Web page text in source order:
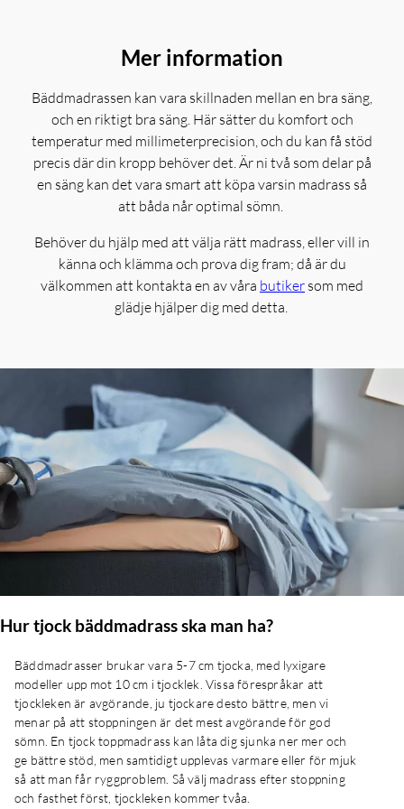
Mer information
Bäddmadrassen kan vara skillnaden mellan en bra säng,
och en riktigt bra säng. Här sätter du komfort och
temperatur med millimeterprecision, och du kan få stöd
precis där din kropp behöver det. Är ni två som delar på
en säng kan det vara smart att köpa varsin madrass så
att båda når optimal sömn.
Behöver du hjälp med att välja rätt madrass, eller vill in
känna och klämma och prova dig fram; då är du
välkommen att kontakta en av våra butiker som med
glädje hjälper dig med detta.
Hur tjock bäddmadrass ska man ha?
Bäddmadrasser brukar vara 5-7 cm tjocka, med lyxigare
modeller upp mot 10 cm i tjocklek. Vissa förespråkar att
tjockleken är avgörande, ju tjockare desto bättre, men vi
menar på att stoppningen är det mest avgörande för god
sömn. En tjock toppmadrass kan låta dig sjunka ner mer och
ge bättre stöd, men samtidigt upplevas varmare eller för mjuk
så att man får ryggproblem. Så välj madrass efter stoppning
och fasthet först, tjockleken kommer tvåa.